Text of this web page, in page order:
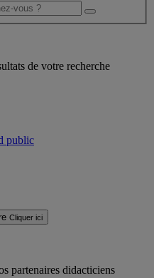
de votre recherche
public
Cliquer ici
partenaires didacticiens